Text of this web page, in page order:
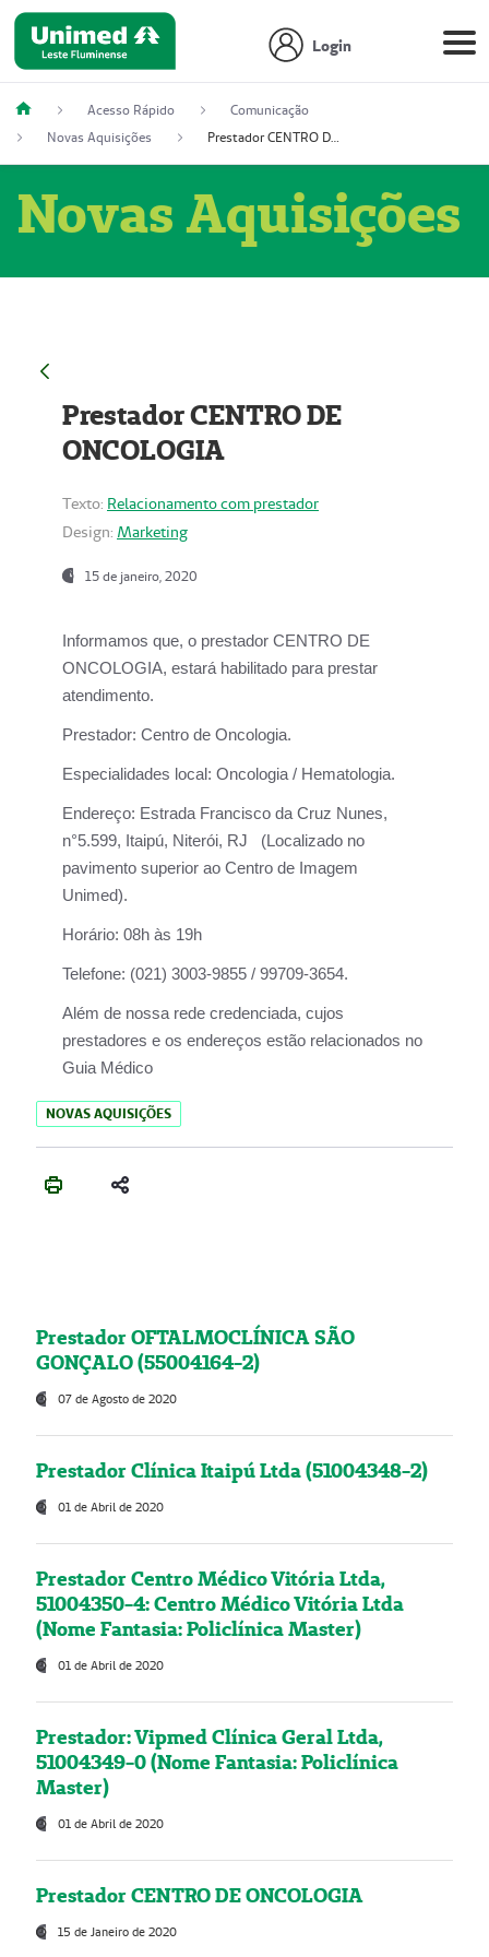
Login
Acesso Rápido
Comunicação
Novas Aquisições
Prestador CENTRO DE ONCOLOGIA
Novas Aquisições
Prestador CENTRO DE
ONCOLOGIA
Texto: Relacionamento com prestador
Design: Marketing
15 de janeiro, 2020
Informamos que, o prestador CENTRO DE
ONCOLOGIA, estará habilitado para prestar
atendimento.
Prestador: Centro de Oncologia.
Especialidades local: Oncologia / Hematologia.
Endereço: Estrada Francisco da Cruz Nunes,
n°5.599, Itaipú, Niterói, RJ (Localizado no
pavimento superior ao Centro de Imagem
Unimed).
Horário: 08h às 19h
Telefone: (021) 3003-9855 / 99709-3654.
Além de nossa rede credenciada, cujos
prestadores e os endereços estão relacionados no
Guia Médico
NOVAS AQUISIÇÕES
Prestador OFTALMOCLÍNICA SÃO
GONÇALO (55004164-2)
07 de Agosto de 2020
Prestador Clínica Itaipú Ltda (51004348-2)
01 de Abril de 2020
Prestador Centro Médico Vitória Ltda,
51004350-4: Centro Médico Vitória Ltda
(Nome Fantasia: Policlínica Master)
01 de Abril de 2020
Prestador: Vipmed Clínica Geral Ltda,
51004349-0 (Nome Fantasia: Policlínica
Master)
01 de Abril de 2020
Prestador CENTRO DE ONCOLOGIA
15 de Janeiro de 2020